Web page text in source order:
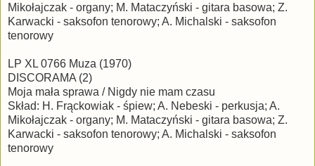
Mikołajczak - organy; M. Mataczyński - gitara basowa; Z.
Karwacki - saksofon tenorowy; A. Michalski - saksofon
tenorowy
LP XL 0766 Muza (1970)
DISCORAMA (2)
Moja mała sprawa / Nigdy nie mam czasu
Skład: H. Frąckowiak - śpiew; A. Nebeski - perkusja; A.
Mikołajczak - organy; M. Mataczyński - gitara basowa; Z.
Karwacki - saksofon tenorowy; A. Michalski - saksofon
tenorowy